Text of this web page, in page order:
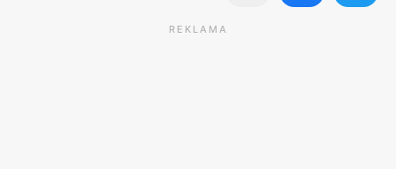
REKLAMA